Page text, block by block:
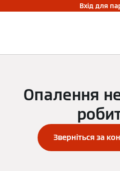
Вхід для
Опалення
Зверніться за